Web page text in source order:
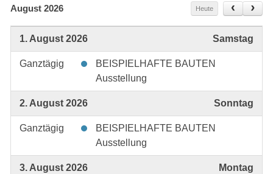
August 2026 Heute
1. August 2026 Samstag
Ganztägig
BEISPIELHAFTE BAUTEN
Ausstellung
2. August 2026 Sonntag
Ganztägig
BEISPIELHAFTE BAUTEN
Ausstellung
3. August 2026 Montag